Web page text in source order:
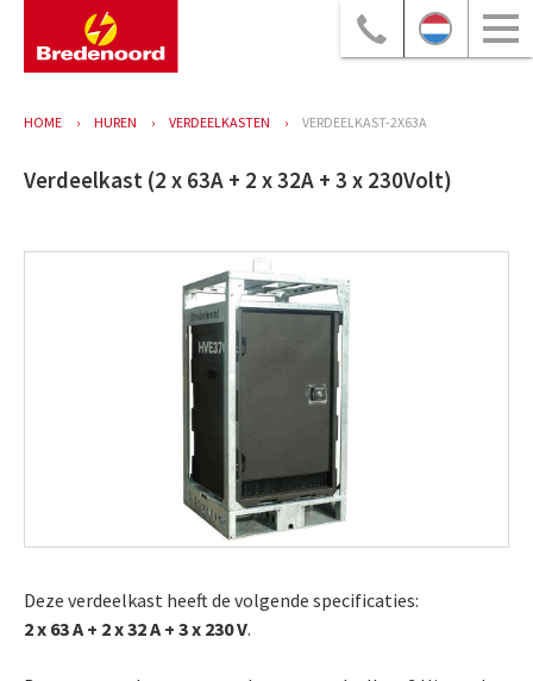
HOME HUREN VERDEELKASTEN VERDEELKAST-2X63A
Verdeelkast (2 x 63A + 2 x 32A + 3 x 230Volt)
Deze verdeelkast heeft de volgende specificaties:
2 x 63 A + 2 x 32 A + 3 x 230 V.